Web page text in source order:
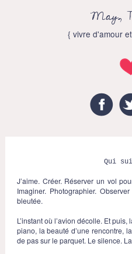
May,
{ vivre d'amour
Qui
J’aime. Créer. Réserver un vol
Imaginer. Photographier.
bleutée.
L’instant où l’avion décolle. Et
piano, la beauté d’une rencontre,
de pas sur le parquet. Le silence.